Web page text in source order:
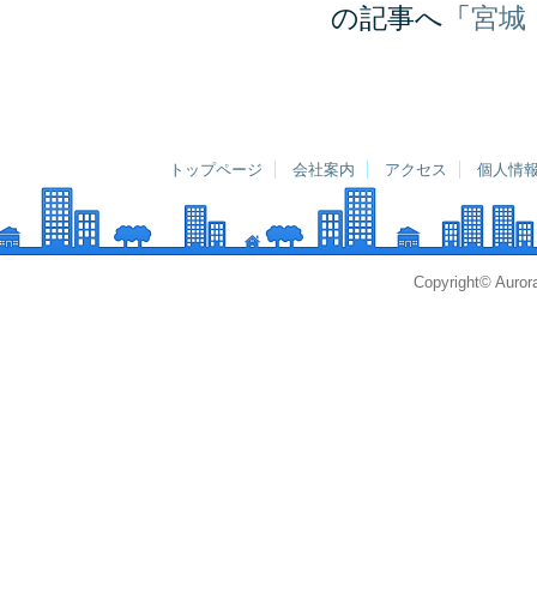
の記事へ「宮城
トップページ 会社案内 アクセス 個人情
Copyright©